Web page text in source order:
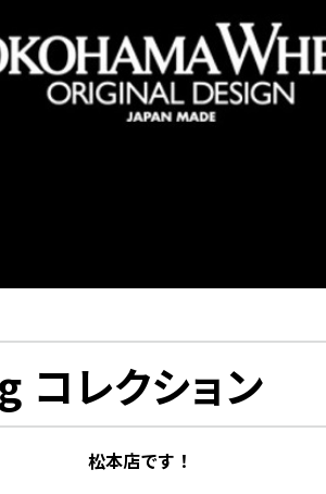
コレクション
松本店です！